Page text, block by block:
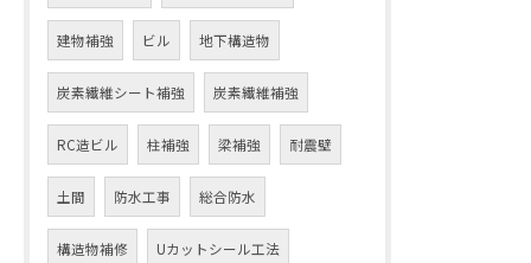
建物補強 ビル 地下構造物
炭素繊維シート補強 炭素繊維補強
RC造ビル 柱補強 梁補強 耐震壁
土間 防水工事 総合防水
構造物補修 Uカットシール工法